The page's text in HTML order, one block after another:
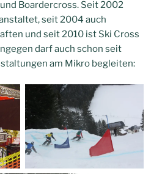
Boardercross. Seit 2002
seit 2004 auch
und seit 2010 ist Ski Cross
darf auch schon seit
am Mikro begleiten: